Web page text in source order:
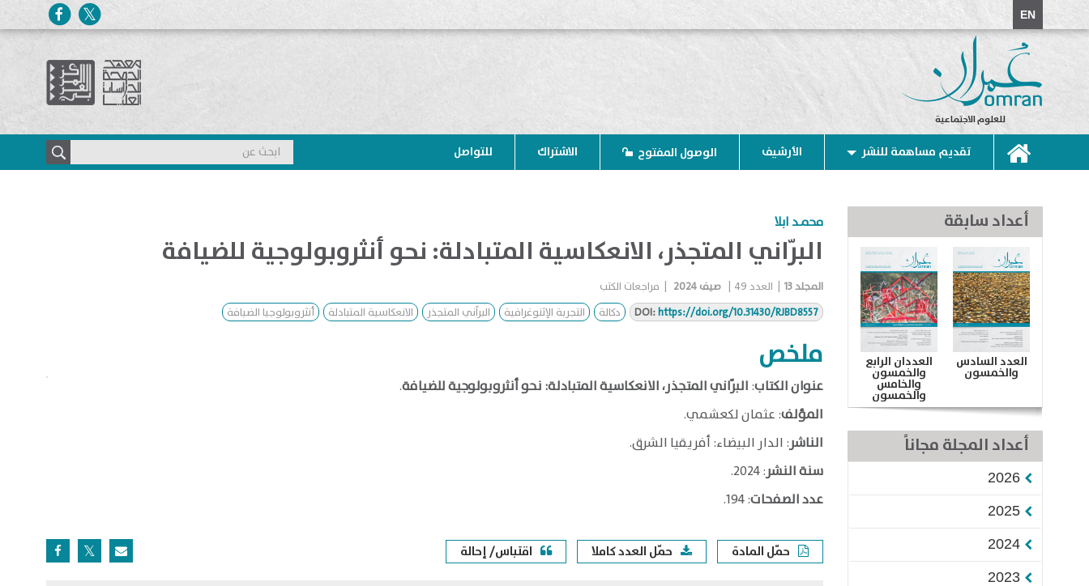
EN
للعلوم الاجتماعية
تقديم مساهمة للنشر الأرشيف الوصول المفتوح الاشتراك للتواصل
محمـد ابلا
البرّاني المتجذر، الانعكاسية المتبادلة: نحو أنثروبولوجية للضيافة
المجلد13 العدد49 صيف 2024
مراجعات الكتب
DOI:https://doi.org/10.31430/RJBD8557 دكالة التجربة الإثنوغرافية البراّني المتجذر الانعكاسية المتبادلة أنثروبولوجيا الضيافة
ملخص
عنوان الكتاب: البرّاني المتجذر، الانعكاسية المتبادلة: نحو أنثروبولوجية للضيافة.
المؤلف: عثمان لكعشمي.
الناشر: الدار البيضاء: أفريقيا الشرق.
سنة النشر: 2024.
عدد الصفحات: 194.
حمّل المادة حمّل العدد كاملا اقتباس/ إحالة
أعداد سابقة
العدد السادس
والخمسون
العددان الرابع
والخمسون
والخامس
والخمسون
أعداد المجلة مجاناً
2026
2025
2024
2023